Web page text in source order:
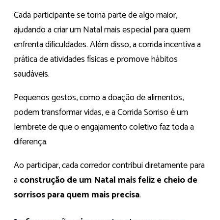
Cada participante se torna parte de algo maior,
ajudando a criar um Natal mais especial para quem
enfrenta dificuldades. Além disso, a corrida incentiva a
prática de atividades físicas e promove hábitos
saudáveis.
Pequenos gestos, como a doação de alimentos,
podem transformar vidas, e a Corrida Sorriso é um
lembrete de que o engajamento coletivo faz toda a
diferença.
Ao participar, cada corredor contribui diretamente para
aconstrução de um Natal mais feliz e cheio de
sorrisos para quem mais precisa.